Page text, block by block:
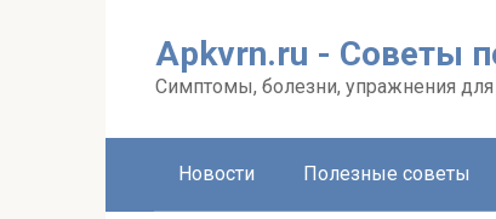
Apkvrn.ru - Советы
Симптомы, болезни, упражнения
Новости Полезные советы